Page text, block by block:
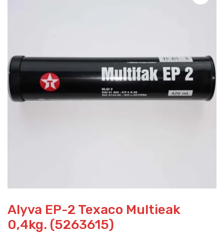
Alyva EP-2 Texaco Multieak
0,4kg. (5263615)